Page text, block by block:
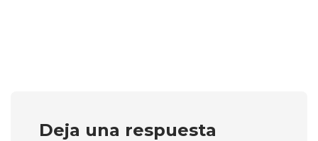
Deja una respuesta